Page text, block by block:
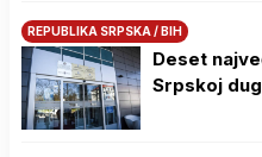
REPUBLIKA SRPSKA / BIH
Deset
Srpskoj